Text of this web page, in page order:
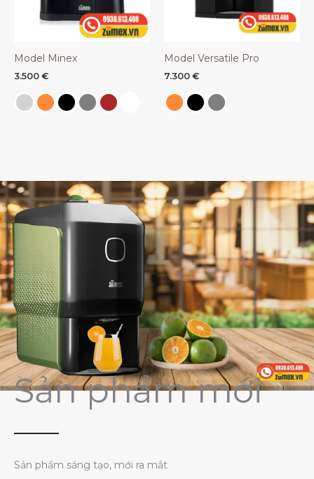
Model Minex
3.500 €
Model Versatile Pro
7.300 €
Sản phẩm mới
Sản phẩm sáng tạo, mới ra mắt